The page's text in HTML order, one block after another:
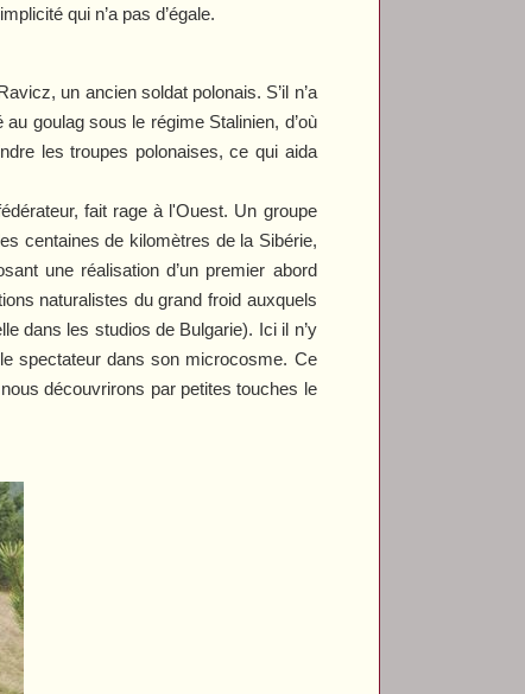
qui n’a pas d’égale.
un ancien soldat polonais. S’il n’a
goulag sous le régime Stalinien, d’où
les troupes polonaises, ce qui aida
fait rage à l'Ouest. Un groupe
centaines de kilomètres de la Sibérie,
une réalisation d’un premier abord
naturalistes du grand froid auxquels
dans les studios de Bulgarie). Ici il n’y
spectateur dans son microcosme. Ce
découvrirons par petites touches le